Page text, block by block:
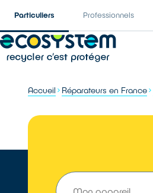
Particuliers Professionnels
Accueil Réparateurs en France